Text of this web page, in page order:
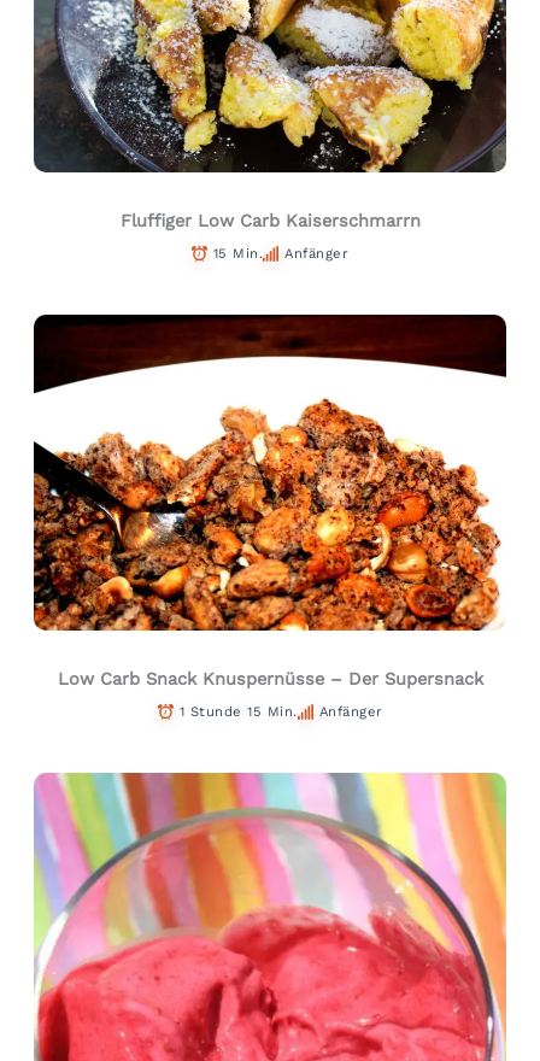
Fluffiger Low Carb Kaiserschmarrn
15 Min. Anfänger
Low Carb Snack Knuspernüsse – Der Supersnack
1 Stunde 15 Min. Anfänger